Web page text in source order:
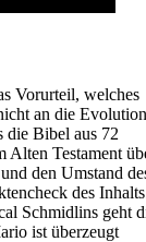
Vorurteil, welches
an die Evolution
die Bibel aus 72
Alten Testament
den Umstand
des
Schmidlins geht
ist überzeugt